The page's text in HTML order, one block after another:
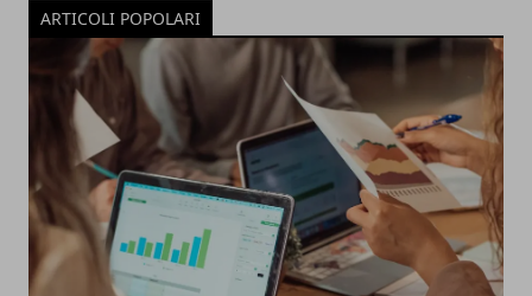
ARTICOLI POPOLARI